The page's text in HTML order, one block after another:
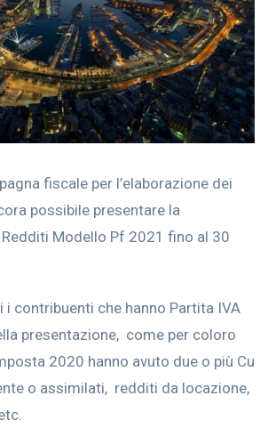
fiscale per l’elaborazione dei
possibile presentare la
Modello Pf 2021 fino al 30
contribuenti che hanno Partita IVA
presentazione, come per coloro
2020 hanno avuto due o più Cu
o assimilati, redditi da locazione,